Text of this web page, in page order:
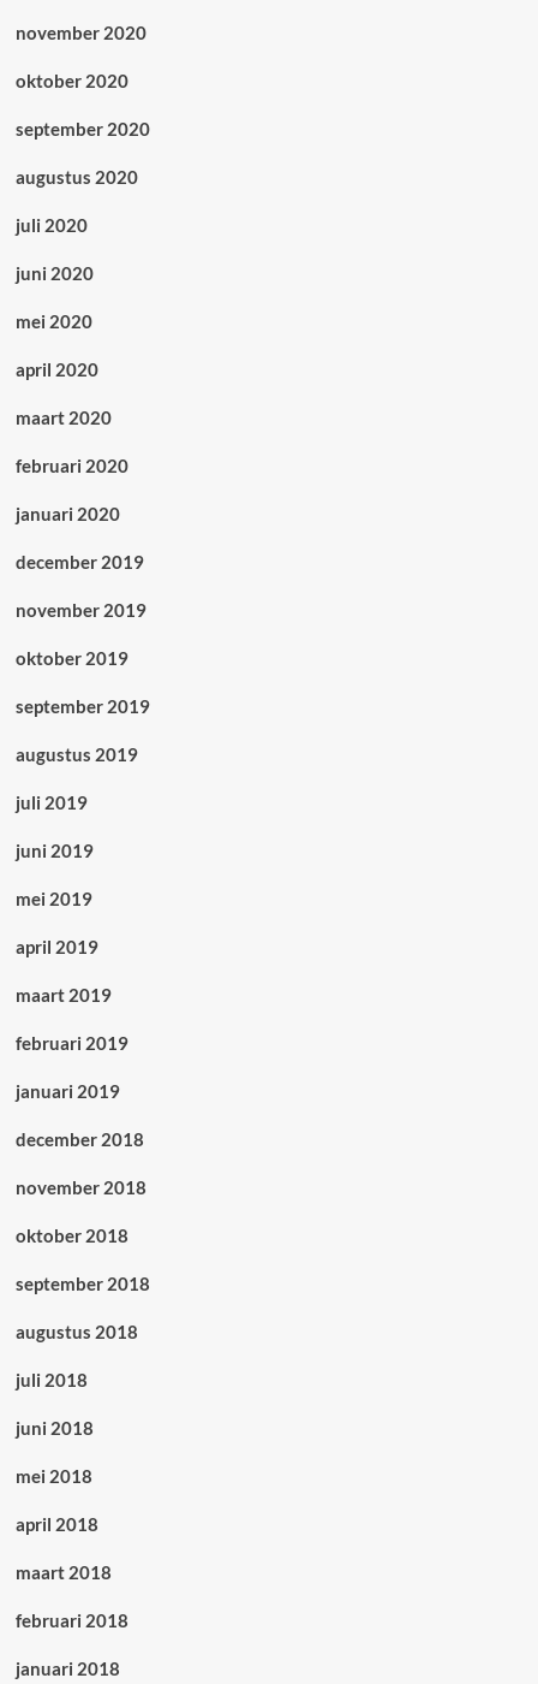
november 2020
oktober 2020
september 2020
augustus 2020
juli 2020
juni 2020
mei 2020
april 2020
maart 2020
februari 2020
januari 2020
december 2019
november 2019
oktober 2019
september 2019
augustus 2019
juli 2019
juni 2019
mei 2019
april 2019
maart 2019
februari 2019
januari 2019
december 2018
november 2018
oktober 2018
september 2018
augustus 2018
juli 2018
juni 2018
mei 2018
april 2018
maart 2018
februari 2018
januari 2018